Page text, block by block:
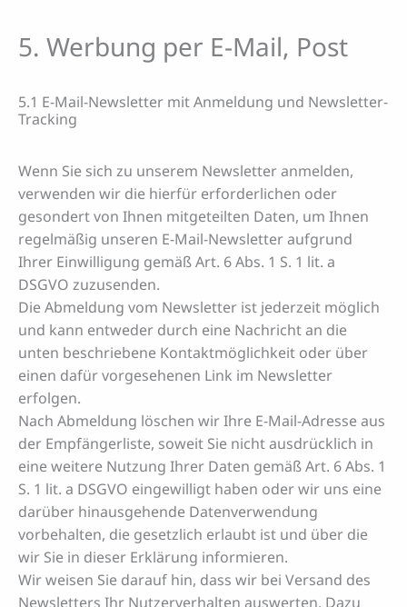
5. Werbung per E-Mail, Post
5.1 E-Mail-Newsletter mit Anmeldung und Newsletter-
Tracking
Wenn Sie sich zu unserem Newsletter anmelden,
verwenden wir die hierfür erforderlichen oder
gesondert von Ihnen mitgeteilten Daten, um Ihnen
regelmäßig unseren E-Mail-Newsletter aufgrund
Ihrer Einwilligung gemäß Art. 6 Abs. 1 S. 1 lit. a
DSGVO zuzusenden.
Die Abmeldung vom Newsletter ist jederzeit möglich
und kann entweder durch eine Nachricht an die
unten beschriebene Kontaktmöglichkeit oder über
einen dafür vorgesehenen Link im Newsletter
erfolgen.
Nach Abmeldung löschen wir Ihre E-Mail-Adresse aus
der Empfängerliste, soweit Sie nicht ausdrücklich in
eine weitere Nutzung Ihrer Daten gemäß Art. 6 Abs. 1
S. 1 lit. a DSGVO eingewilligt haben oder wir uns eine
darüber hinausgehende Datenverwendung
vorbehalten, die gesetzlich erlaubt ist und über die
wir Sie in dieser Erklärung informieren.
Wir weisen Sie darauf hin, dass wir bei Versand des
Newsletters Ihr Nutzerverhalten auswerten. Dazu